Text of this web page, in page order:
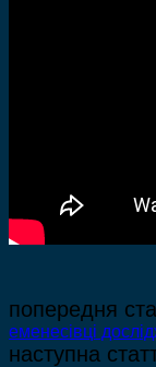
попередня
еменесівці
наступна